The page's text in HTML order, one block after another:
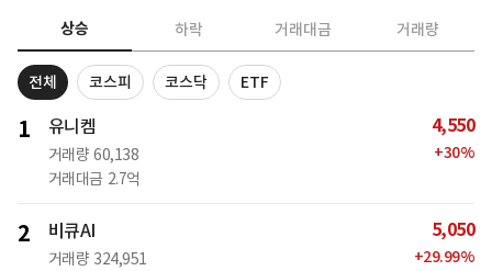
상승 하락 거래대금 거래량
전체 코스피 코스닥 ETF
1 유니켐
거래량 60,138
거래대금 2.7억
4,550
+30%
2 비큐AI
거래량 324,951
5,050
+29.99%